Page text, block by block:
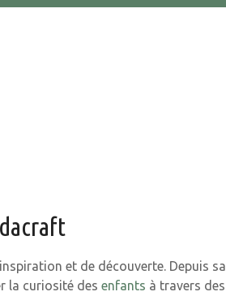
et de découverte. Depuis
la curiosité des enfants à travers